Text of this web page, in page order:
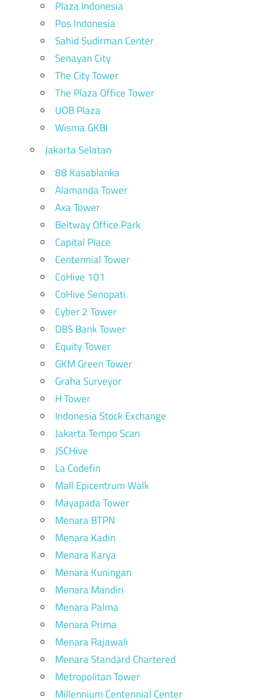
Plaza Indonesia
Pos Indonesia
Sahid Sudirman Center
Senayan City
The City Tower
The Plaza Office Tower
UOB Plaza
Wisma GKBI
Jakarta Selatan
88 Kasablanka
Alamanda Tower
Axa Tower
Beltway Office Park
Capital Place
Centennial Tower
CoHive 101
CoHive Senopati
Cyber 2 Tower
DBS Bank Tower
Equity Tower
GKM Green Tower
Graha Surveyor
H Tower
Indonesia Stock Exchange
Jakarta Tempo Scan
JSCHive
La Codefin
Mall Epicentrum Walk
Mayapada Tower
Menara BTPN
Menara Kadin
Menara Karya
Menara Kuningan
Menara Mandiri
Menara Palma
Menara Prima
Menara Rajawali
Menara Standard Chartered
Metropolitan Tower
Millennium Centennial Center